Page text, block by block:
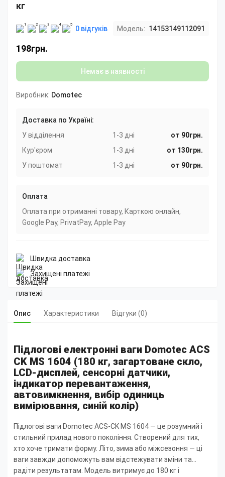
кг
0 відгуків Модель: 14153149112091
198грн.
Немає в наявності
Виробник: Domotec
Доставка по Україні:
У відділення
1-3 дні
от 90грн.
Кур'єром
1-3 дні
от 130грн.
У поштомат
1-3 дні от 90грн.
Оплата
Оплата при отриманні товару, Карткою онлайн,
Google Pay, PrivatPay, Apple Pay
Швидка доставка
Захищені платежі
Опис Характеристики Відгуки (0)
Підлогові електронні ваги Domotec ACS
CK MS 1604 (180 кг, загартоване скло,
LCD-дисплей, сенсорні датчики,
індикатор перевантаження,
автовимкнення, вибір одиниць
вимірювання, синій колір)
Підлогові ваги Domotec ACS-CK MS 1604 — це розумний і
стильний прилад нового покоління. Створений для тих,
хто хоче тримати форму. Літо, зима або міжсезоння — ці
ваги завжди допоможуть вам відстежувати зміни та...
радіти результатам. Модель витримує до 180 кг і